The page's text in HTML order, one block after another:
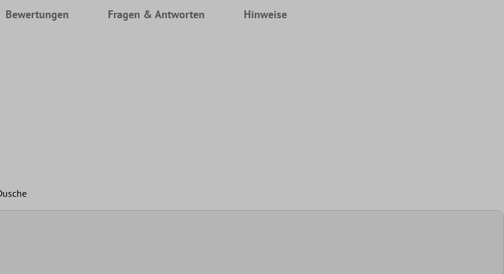
Bewertungen Fragen & Antworten Hinweise